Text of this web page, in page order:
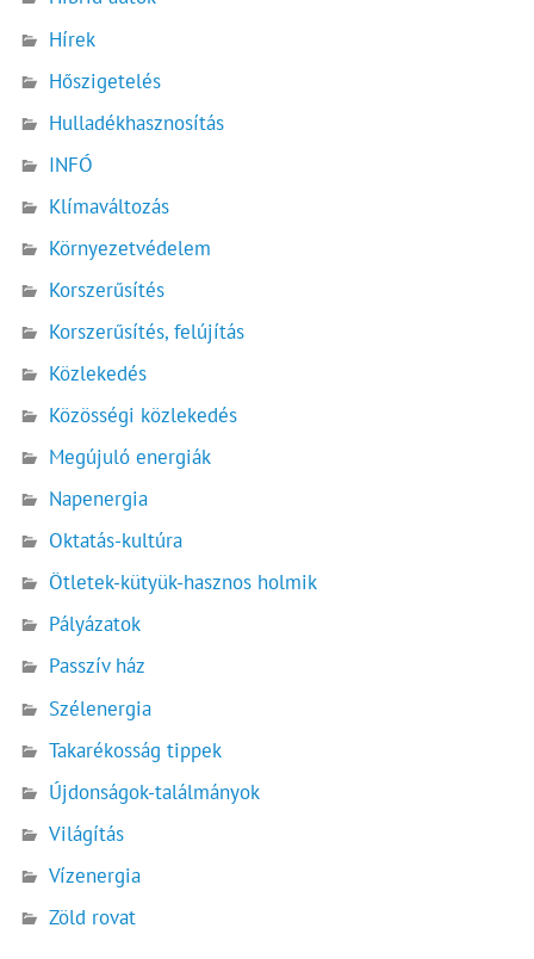
Hírek
Hőszigetelés
Hulladékhasznosítás
INFÓ
Klímaváltozás
Környezetvédelem
Korszerűsítés
Korszerűsítés, felújítás
Közlekedés
Közösségi közlekedés
Megújuló energiák
Napenergia
Oktatás-kultúra
Ötletek-kütyük-hasznos holmik
Pályázatok
Passzív ház
Szélenergia
Takarékosság tippek
Újdonságok-találmányok
Világítás
Vízenergia
Zöld rovat